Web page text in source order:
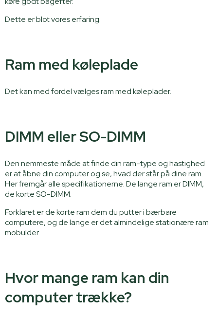
Dette er blot vores erfaring.
Ram med køleplade
Det kan med fordel vælges ram med køleplader.
DIMM eller SO-DIMM
Den nemmeste måde at finde din ram-type og hastighed
er at åbne din computer og se, hvad der står på dine ram.
Her fremgår alle specifikationerne. De lange ram er DIMM,
de korte SO-DIMM.
Forklaret er de korte ram dem du putter i bærbare
computere, og de lange er det almindelige stationære ram
mobulder.
Hvor mange ram kan din
computer trække?